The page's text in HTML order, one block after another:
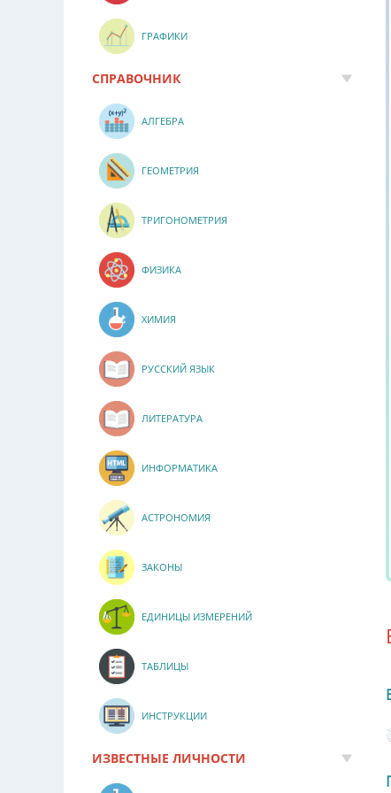
ГРАФИКИ
СПРАВОЧНИК
АЛГЕБРА
ГЕОМЕТРИЯ
ТРИГОНОМЕТРИЯ
ФИЗИКА
ХИМИЯ
РУССКИЙ ЯЗЫК
ЛИТЕРАТУРА
ИНФОРМАТИКА
АСТРОНОМИЯ
ЗАКОНЫ
ЕДИНИЦЫ ИЗМЕРЕНИЙ
ТАБЛИЦЫ
ИНСТРУКЦИИ
ИЗВЕСТНЫЕ ЛИЧНОСТИ